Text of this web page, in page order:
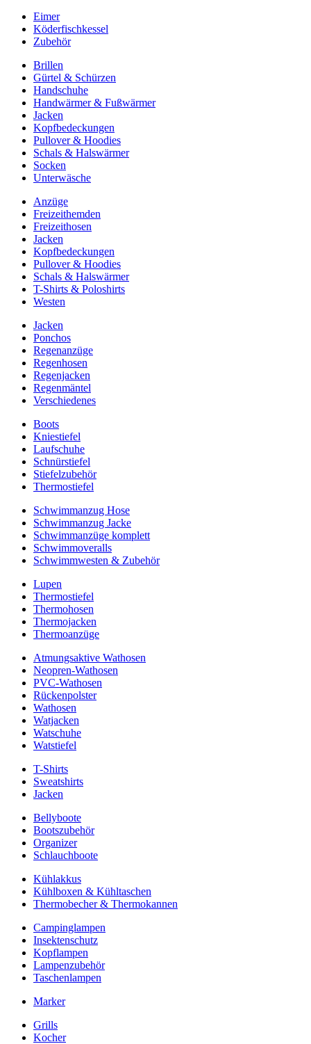
Eimer
Köderfischkessel
Zubehör
Brillen
Gürtel & Schürzen
Handschuhe
Handwärmer & Fußwärmer
Jacken
Kopfbedeckungen
Pullover & Hoodies
Schals & Halswärmer
Socken
Unterwäsche
Anzüge
Freizeithemden
Freizeithosen
Jacken
Kopfbedeckungen
Pullover & Hoodies
Schals & Halswärmer
T-Shirts & Poloshirts
Westen
Jacken
Ponchos
Regenanzüge
Regenhosen
Regenjacken
Regenmäntel
Verschiedenes
Boots
Kniestiefel
Laufschuhe
Schnürstiefel
Stiefelzubehör
Thermostiefel
Schwimmanzug Hose
Schwimmanzug Jacke
Schwimmanzüge komplett
Schwimmoveralls
Schwimmwesten & Zubehör
Lupen
Thermostiefel
Thermohosen
Thermojacken
Thermoanzüge
Atmungsaktive Wathosen
Neopren-Wathosen
PVC-Wathosen
Rückenpolster
Wathosen
Watjacken
Watschuhe
Watstiefel
T-Shirts
Sweatshirts
Jacken
Bellyboote
Bootszubehör
Organizer
Schlauchboote
Kühlakkus
Kühlboxen & Kühltaschen
Thermobecher & Thermokannen
Campinglampen
Insektenschutz
Kopflampen
Lampenzubehör
Taschenlampen
Marker
Grills
Kocher